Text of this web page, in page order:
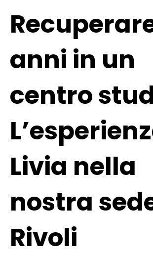
anni in un
centro
Livia nella
nostra
Rivoli